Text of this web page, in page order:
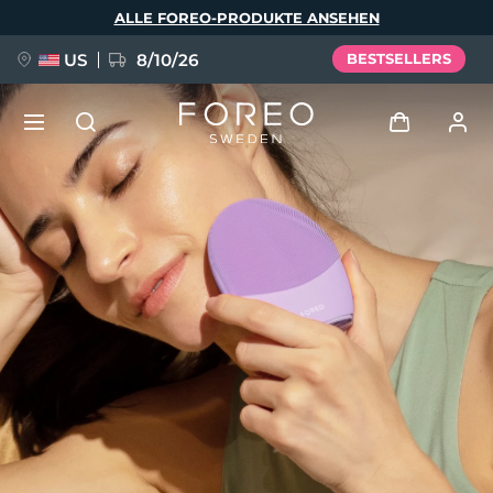
ALLE FOREO-PRODUKTE ANSEHEN
US 8/10/26 BESTSELLERS
Benutzerkonto
Meine Geräte
Meine Bestellungen
Meine Adressen
Meine Abonnements
NEU
FAQ™ Pure Beauty-Tech Elixir
BREAKING NEWS
issa™ Teeth Whitening Set
Sprache
English Deutsch
Español
Français
Italiano
Português
Svenska
Русский
Türkçe
简体中文 繁體中文